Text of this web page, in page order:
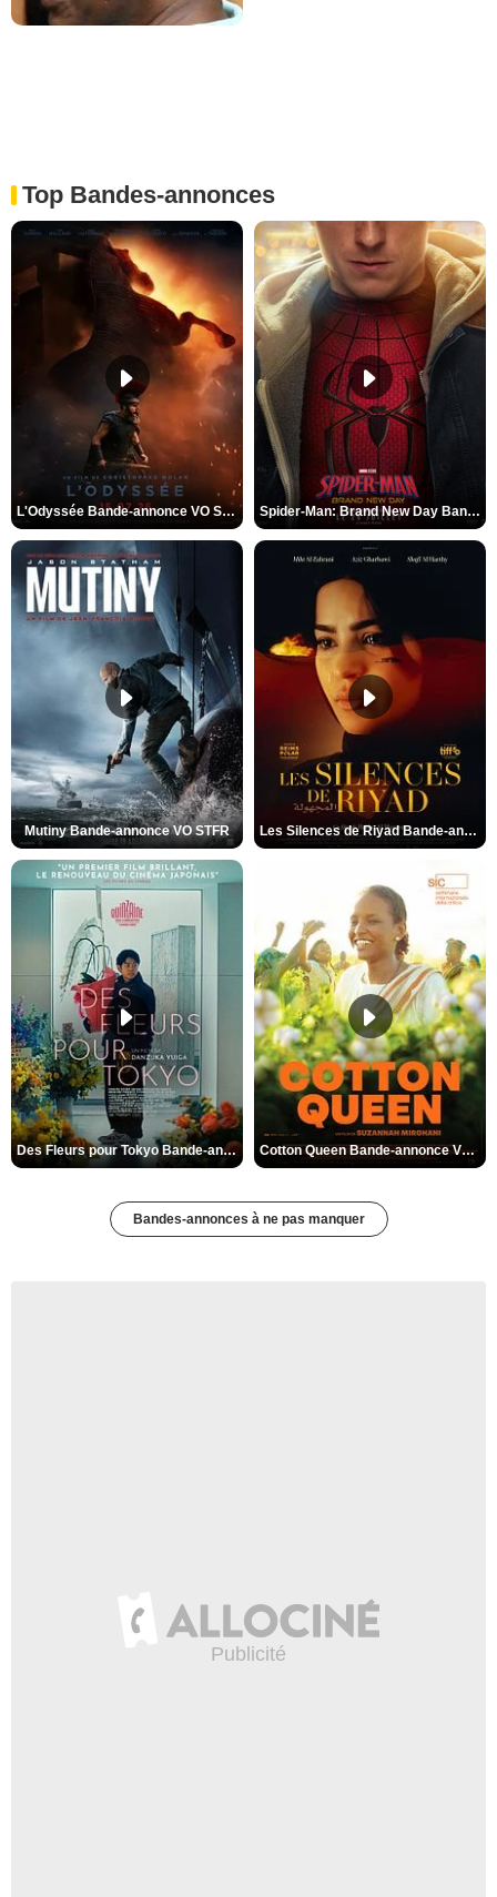
Top Bandes-annonces
L'Odyssée Bande-annonce VO STFR Spider-Man: Brand New Day Bande-annonce VO STFR
Mutiny Bande-annonce VO STFR Les Silences de Riyad Bande-annonce VO STFR
Des Fleurs pour Tokyo Bande-annonce VO STFR Cotton Queen Bande-annonce VO STFR
Bandes-annonces à ne pas manquer